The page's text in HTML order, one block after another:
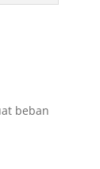
beban